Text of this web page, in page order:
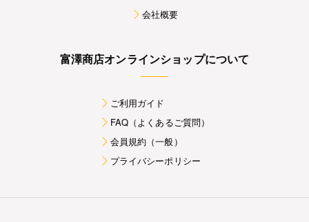
会社概要
富澤商店オンラインショップについて
ご利用ガイド
FAQ（よくあるご質問）
会員規約（一般）
プライバシーポリシー